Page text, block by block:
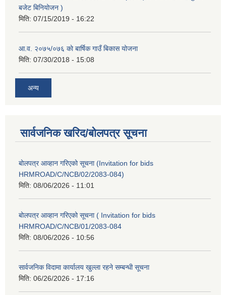
बजेट बिनियोजन )
मिति: 07/15/2019 - 16:22
आ.व. २०७५/०७६ काे बार्षिक गाउँ बिकास योजना
मिति: 07/30/2018 - 15:08
अन्य
सार्वजनिक खरिद/बोलपत्र सूचना
बोलपत्र आव्हान गरिएको सूचना (Invitation for bids
HRMROAD/C/NCB/02/2083-084)
मिति: 08/06/2026 - 11:01
बोलपत्र आव्हान गरिएको सूचना ( Invitation for bids
HRMROAD/C/NCB/01/2083-084
मिति: 08/06/2026 - 10:56
सार्वजनिक विदामा कार्यालय खुल्ला रहने सम्बन्धी सूचना
मिति: 06/26/2026 - 17:16